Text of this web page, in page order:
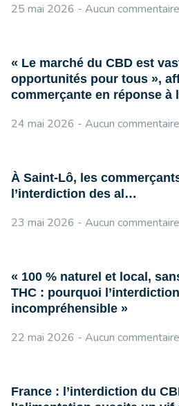
25 mai 2026 Aucun commentaire
« Le marché du CBD est
opportunités pour tous »,
commerçante en réponse à
24 mai 2026 Aucun commentaire
À Saint-Lô, les
l’interdiction des al…
23 mai 2026 Aucun commentaire
« 100 % naturel et local,
THC : pourquoi
incompréhensible »
22 mai 2026 Aucun commentaire
France : l’interdiction du